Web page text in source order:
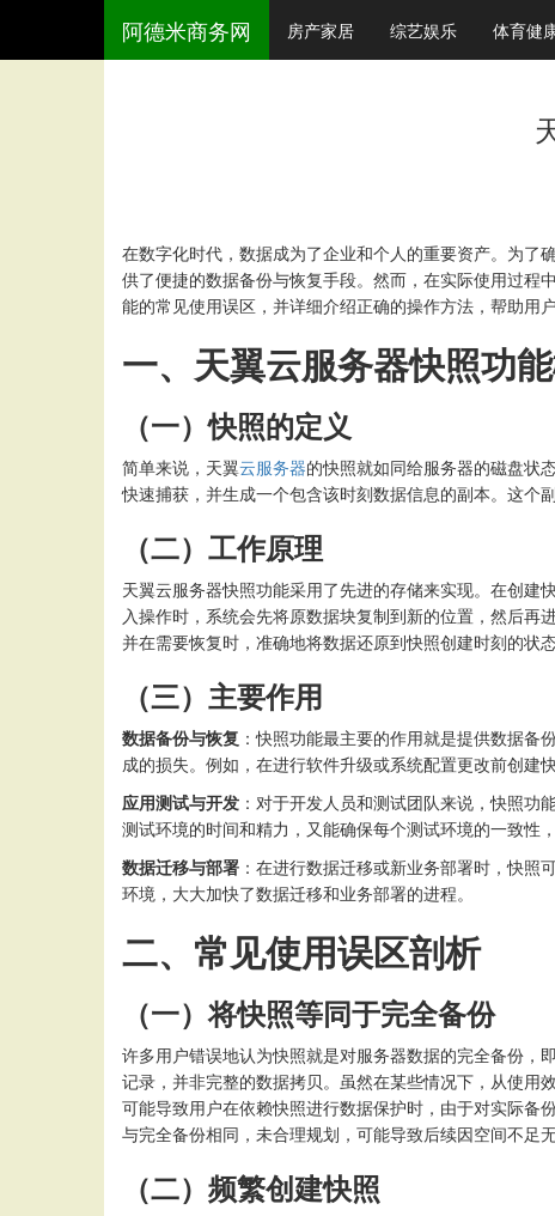
阿德米商务网 房产家居 综艺娱乐 体育健
在数字化时代，数据成为了企业和个人的重要资产。为了
供了便捷的数据备份与恢复手段。然而，在实际使用过程
能的常见使用误区，并详细介绍正确的操作方法，帮助用
一、天翼云服务器快照功
（一）快照的定义
简单来说，天翼云服务器的快照就如同给服务器的磁盘状
快速捕获，并生成一个包含该时刻数据信息的副本。这个
（二）工作原理
天翼云服务器快照功能采用了先进的存储来实现。在创建
入操作时，系统会先将原数据块复制到新的位置，然后再
并在需要恢复时，准确地将数据还原到快照创建时刻的状
（三）主要作用
数据备份与恢复 ：快照功能最主要的作用就是提供数据
成的损失。例如，在进行软件升级或系统配置更改前创建
应用测试与开发 ：对于开发人员和测试团队来说，快照
测试环境的时间和精力，又能确保每个测试环境的一致性
数据迁移与部署 ：在进行数据迁移或新业务部署时，快
环境，大大加快了数据迁移和业务部署的进程。
二、常见使用误区剖析
（一）将快照等同于完全备份
许多用户错误地认为快照就是对服务器数据的完全备份，
记录，并非完整的数据拷贝。虽然在某些情况下，从使用
可能导致用户在依赖快照进行数据保护时，由于对实际备
与完全备份相同，未合理规划，可能导致后续因空间不足
（二）频繁创建快照